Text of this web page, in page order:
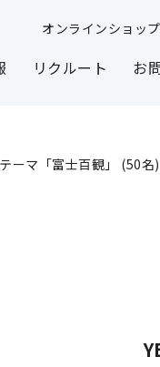
リクルート お
オンラインショップ
ーマ「富士百観」 (50名)